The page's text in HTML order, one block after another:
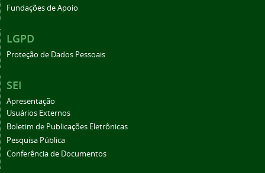
Fundações de Apoio
LGPD
Proteção de Dados Pessoais
SEI
Apresentação
Usuários Externos
Boletim de Publicações Eletrônicas
Pesquisa Pública
Conferência de Documentos